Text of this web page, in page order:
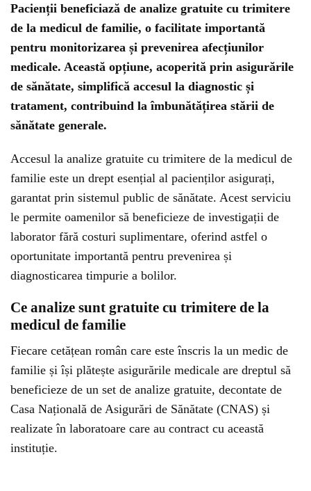
Pacienții beneficiază de analize gratuite cu trimitere
de la medicul de familie, o facilitate importantă
pentru monitorizarea și prevenirea afecțiunilor
medicale. Această opțiune, acoperită prin asigurările
de sănătate, simplifică accesul la diagnostic și
tratament, contribuind la îmbunătățirea stării de
sănătate generale.
Accesul la analize gratuite cu trimitere de la medicul de
familie este un drept esențial al pacienților asigurați,
garantat prin sistemul public de sănătate. Acest serviciu
le permite oamenilor să beneficieze de investigații de
laborator fără costuri suplimentare, oferind astfel o
oportunitate importantă pentru prevenirea și
diagnosticarea timpurie a bolilor.
Ce analize sunt gratuite cu trimitere de la
medicul de familie
Fiecare cetățean român care este înscris la un medic de
familie și își plătește asigurările medicale are dreptul să
beneficieze de un set de analize gratuite, decontate de
Casa Națională de Asigurări de Sănătate (CNAS) și
realizate în laboratoare care au contract cu această
instituție.